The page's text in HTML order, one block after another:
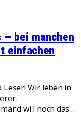
bei manchen
einfachen
Wir leben in
will noch das…